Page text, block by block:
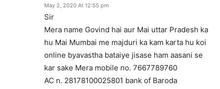
May 2, 2020 At 12:55 pm
Sir
Mera name Govind hai aur Mai uttar Pradesh ka
hu Mai Mumbai me majduri ka kam karta hu koi
online byavastha bataiye jisase ham aasani se
kar sake Mera mobile no. 7667789760
AC n. 28178100025801 bank of Baroda